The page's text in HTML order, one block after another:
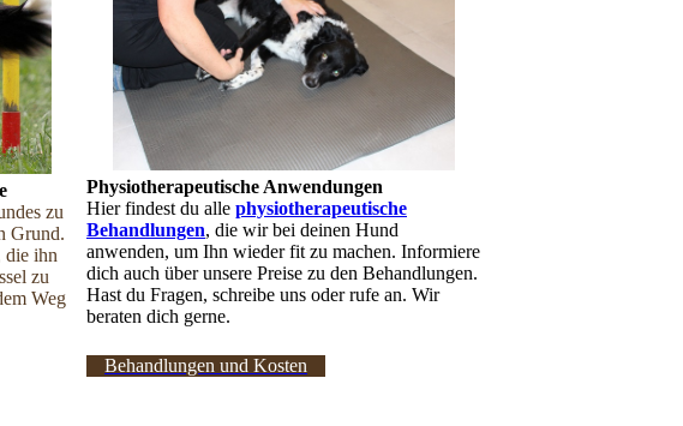
zu
Grund.
die ihn
zu
Weg
Physiotherapeutische Anwendungen
Hier findest du alle physiotherapeutische
Behandlungen, die wir bei deinen Hund
anwenden, um Ihn wieder fit zu machen. Informiere
dich auch über unsere Preise zu den Behandlungen.
Hast du Fragen, schreibe uns oder rufe an. Wir
beraten dich gerne.
Behandlungen und Kosten